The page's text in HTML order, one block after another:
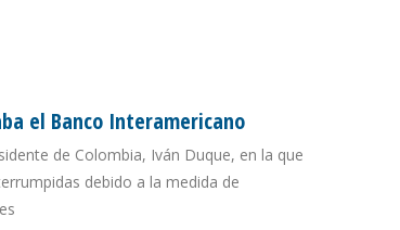
el Banco Interamericano
de Colombia, Iván Duque, en la que
debido a la medida de